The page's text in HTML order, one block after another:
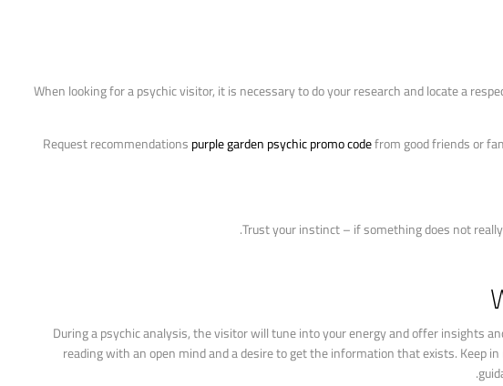
When looking for a psychic visitor, it is necessary to do your research and locate a
purple garden psychic promo codefrom good friends or
During a psychic analysis, the visitor will tune into your energy and offer insights
reading with an open mind and a desire to get the information that exists. Keep